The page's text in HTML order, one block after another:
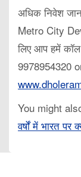
अधिक निवेश
Metro City
लिए आप हमें कॉल
9978954320
You might
वर्षों में भारत पर